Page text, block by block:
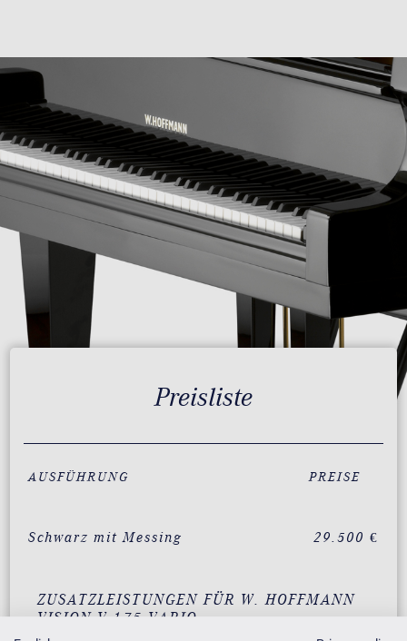
Preisliste
AUSFÜHRUNG PREISE
Schwarz mit Messing 29.500 €
ZUSATZLEISTUNGEN FÜR W. HOFFMANN
VISION V 175 VARIO